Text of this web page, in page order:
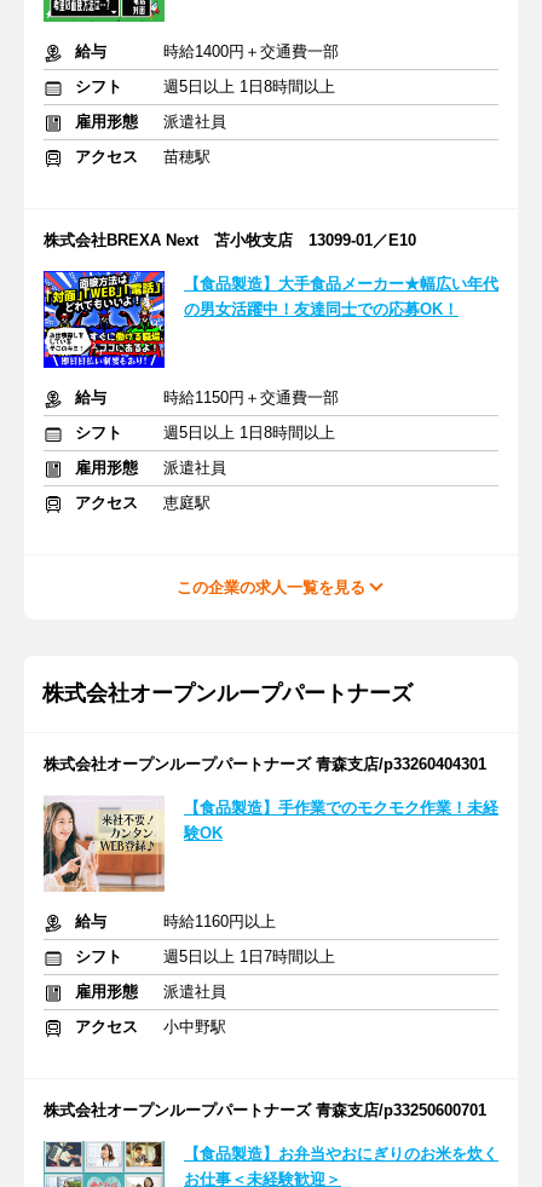
給与
時給1400円＋交通費一部
シフト
週5日以上 1日8時間以上
雇用形態
派遣社員
アクセス
苗穂駅
株式会社BREXA Next 苫小牧支店 13099-01／E10
【食品製造】大手食品メーカー★幅広い年代
の男女活躍中！友達同士での応募OK！
給与
時給1150円＋交通費一部
シフト
週5日以上 1日8時間以上
雇用形態
派遣社員
アクセス
恵庭駅
この企業の求人一覧を見る
株式会社オープンループパートナーズ
株式会社オープンループパートナーズ 青森支店/p33260404301
【食品製造】手作業でのモクモク作業！未経
験OK
給与
時給1160円以上
シフト
週5日以上 1日7時間以上
雇用形態
派遣社員
アクセス
小中野駅
株式会社オープンループパートナーズ 青森支店/p33250600701
【食品製造】お弁当やおにぎりのお米を炊く
お仕事＜未経験歓迎＞